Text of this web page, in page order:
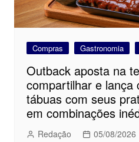
Compras Gastronomia
Outback aposta na
compartilhar e lança
tábuas com seus
em combinações
Redação 05/08/2026